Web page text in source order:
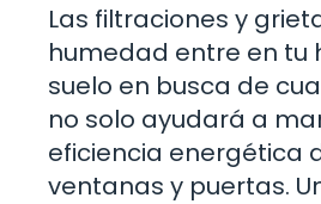
Las filtraciones y
humedad entre en tu
suelo en busca de
no solo ayudará a
eficiencia energética
ventanas y puertas.